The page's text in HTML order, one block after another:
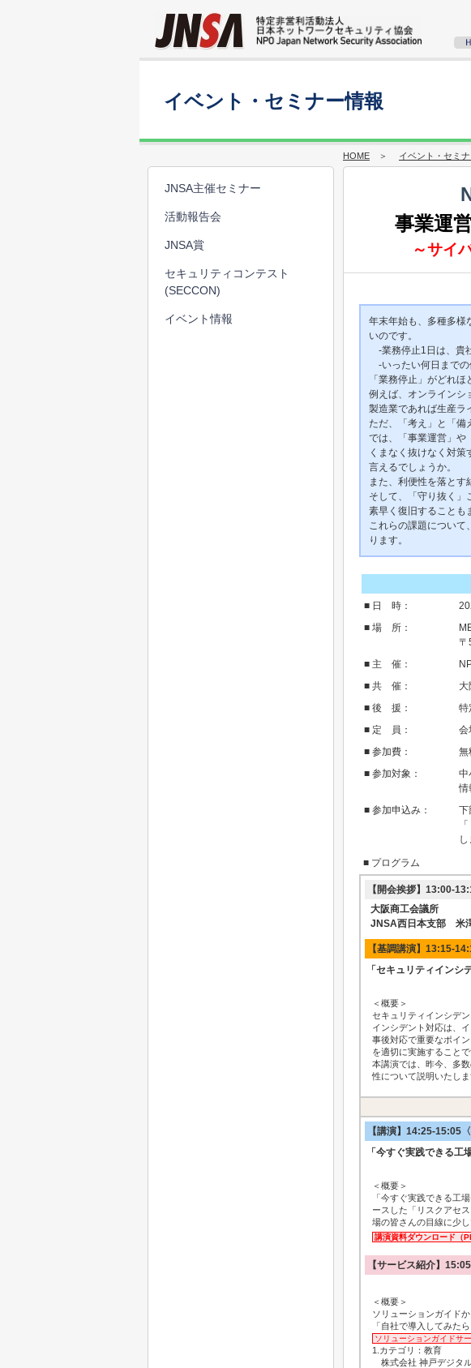
イベント・セミナー情報
HOME ＞ イベント・セミ
事業運
～サイ
年末年始も、多種多様
いのです。
‐業務停止1日は、貴
‐いったい何日までの
「業務停止」がどれほ
例えば、オンラインシ
製造業であれば生産ラ
ただ、「考え」と「備
では、「事業運営」や
くまなく抜けなく対
言えるでしょうか。
また、利便性を落とす
そして、「守り抜く」
素早く復旧することも
これらの課題について
ります。
■ 日 時：
■ 場 所：
〒
■ 主 催：
■ 共 催：
大
■ 後 援：
特
■ 定 員：
会
■ 参加費：
無
■ 参加対象：
中
情
■ 参加申込み：
下
し
■ プログラム
【開会挨拶】13:00-
大阪商工会議所
JNSA西日本支部 米
【基調講演】13:15-
「セキュリティインシ
＜概要＞
セキュリティインシデ
インシデント対応は、
事後対応で重要なポイ
を適切に実施することで
本講演では、昨今、多
性について説明いたしま
【講演】14:25-15:05〈
「今すぐ実践できる
＜概要＞
「今すぐ実践できる工
ースした「リスクアセ
場の皆さんの目線に少
講演資料ダウンロード（
【サービス紹介】
＜概要＞
ソリューションガイド
「自社で導入してみた
ソリューションガイドサ
1.カテゴリ：教育
株式会社 神戸デジタ
JNSA主催セミナー
活動報告会
JNSA賞
セキュリティコンテスト
(SECCON)
イベント情報